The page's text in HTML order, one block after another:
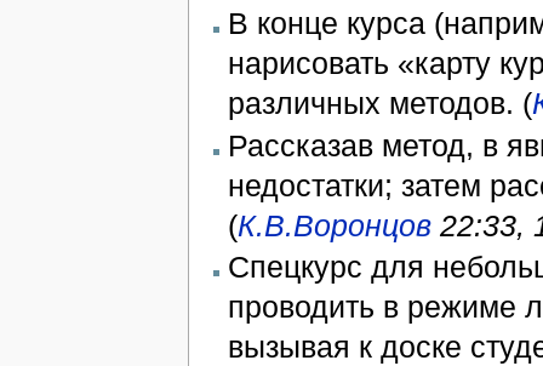
В конце курса
нарисовать «карту
различных методов. (
Рассказав метод, в
недостатки; затем
(К.В.Воронцов22:33,
Спецкурс для
проводить в режиме
вызывая к доске